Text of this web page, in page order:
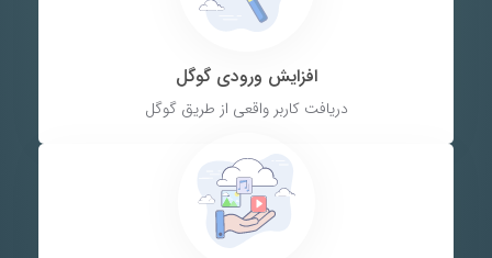
افزایش ورودی گوگل
دریافت کاربر واقعی از طریق گوگل